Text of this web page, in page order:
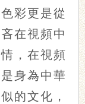
彩更是從
在視頻中
，在視頻
身為中華
的文化，